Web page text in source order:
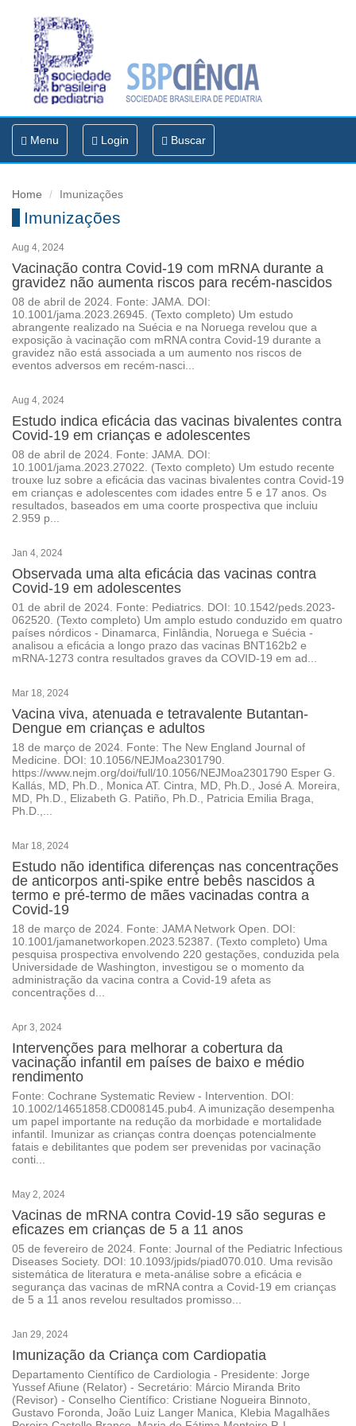
Toggle
navigation
Menu Login Buscar
Home Imunizações
Imunizações
Aug 4, 2024
Vacinação contra Covid-19 com mRNA durante a
gravidez não aumenta riscos para recém-nascidos
08 de abril de 2024. Fonte: JAMA. DOI:
10.1001/jama.2023.26945. (Texto completo) Um estudo
abrangente realizado na Suécia e na Noruega revelou que a
exposição à vacinação com mRNA contra Covid-19 durante a
gravidez não está associada a um aumento nos riscos de
eventos adversos em recém-nasci...
Aug 4, 2024
Estudo indica eficácia das vacinas bivalentes contra
Covid-19 em crianças e adolescentes
08 de abril de 2024. Fonte: JAMA. DOI:
10.1001/jama.2023.27022. (Texto completo) Um estudo recente
trouxe luz sobre a eficácia das vacinas bivalentes contra Covid-19
em crianças e adolescentes com idades entre 5 e 17 anos. Os
resultados, baseados em uma coorte prospectiva que incluiu
2.959 p...
Jan 4, 2024
Observada uma alta eficácia das vacinas contra
Covid-19 em adolescentes
01 de abril de 2024. Fonte: Pediatrics. DOI: 10.1542/peds.2023-
062520. (Texto completo) Um amplo estudo conduzido em quatro
países nórdicos - Dinamarca, Finlândia, Noruega e Suécia -
analisou a eficácia a longo prazo das vacinas BNT162b2 e
mRNA-1273 contra resultados graves da COVID-19 em ad...
Mar 18, 2024
Vacina viva, atenuada e tetravalente Butantan-
Dengue em crianças e adultos
18 de março de 2024. Fonte: The New England Journal of
Medicine. DOI: 10.1056/NEJMoa2301790.
https://www.nejm.org/doi/full/10.1056/NEJMoa2301790 Esper G.
Kallás, MD, Ph.D., Monica AT. Cintra, MD, Ph.D., José A. Moreira,
MD, Ph.D., Elizabeth G. Patiño, Ph.D., Patricia Emilia Braga,
Ph.D.,...
Mar 18, 2024
Estudo não identifica diferenças nas concentrações
de anticorpos anti-spike entre bebês nascidos a
termo e pré-termo de mães vacinadas contra a
Covid-19
18 de março de 2024. Fonte: JAMA Network Open. DOI:
10.1001/jamanetworkopen.2023.52387. (Texto completo) Uma
pesquisa prospectiva envolvendo 220 gestações, conduzida pela
Universidade de Washington, investigou se o momento da
administração da vacina contra a Covid-19 afeta as
concentrações d...
Apr 3, 2024
Intervenções para melhorar a cobertura da
vacinação infantil em países de baixo e médio
rendimento
Fonte: Cochrane Systematic Review - Intervention. DOI:
10.1002/14651858.CD008145.pub4. A imunização desempenha
um papel importante na redução da morbidade e mortalidade
infantil. Imunizar as crianças contra doenças potencialmente
fatais e debilitantes que podem ser prevenidas por vacinação
conti...
May 2, 2024
Vacinas de mRNA contra Covid-19 são seguras e
eficazes em crianças de 5 a 11 anos
05 de fevereiro de 2024. Fonte: Journal of the Pediatric Infectious
Diseases Society. DOI: 10.1093/jpids/piad070.010. Uma revisão
sistemática de literatura e meta-análise sobre a eficácia e
segurança das vacinas de mRNA contra a Covid-19 em crianças
de 5 a 11 anos revelou resultados promisso...
Jan 29, 2024
Imunização da Criança com Cardiopatia
Departamento Científico de Cardiologia - Presidente: Jorge
Yussef Afiune (Relator) - Secretário: Márcio Miranda Brito
(Revisor) - Conselho Científico: Cristiane Nogueira Binnoto,
Gustavo Foronda, João Luiz Langer Manica, Klebia Magalhães